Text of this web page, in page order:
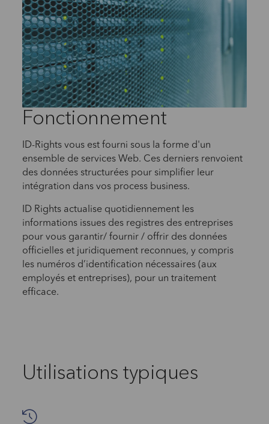
Fonctionnement
ID-Rights vous est fourni sous la forme d'un
ensemble de services Web. Ces derniers renvoient
des données structurées pour simplifier leur
intégration dans vos process business.
ID Rights actualise quotidiennement les
informations issues des registres des entreprises
pour vous garantir/ fournir / offrir des données
officielles et juridiquement reconnues, y compris
les numéros d’identification nécessaires (aux
employés et entreprises), pour un traitement
efficace.
Utilisations typiques